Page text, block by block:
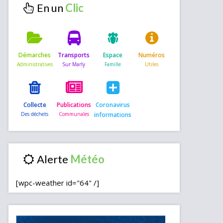
En un
Démarches Transports Espace Numéros
Collecte Publications Coronavirus
informations
Alerte
[wpc-weather id="64" /]